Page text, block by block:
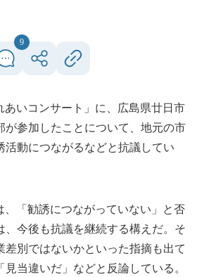
9
いコンサート」に、広島県廿日市
が参加したことについて、地元の市
活動につながるなどと抗議してい
「勧誘につながっていない」と否
、今後も抗議を継続する構えだ。そ
差別ではないかといった指摘も出て
当違いだ」などと反論している。